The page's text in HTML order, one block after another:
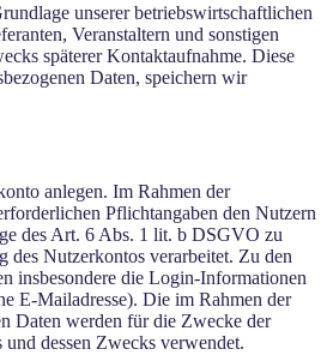
unserer betriebswirtschaftlichen
Veranstaltern und sonstigen
späterer Kontaktaufnahme. Diese
Daten, speichern wir
anlegen. Im Rahmen der
Pflichtangaben den Nutzern
des Art. 6 Abs. 1 lit. b DSGVO zu
des Nutzerkontos verarbeitet. Zu den
insbesondere die Login-Informationen
E-Mailadresse). Die im Rahmen der
Daten werden für die Zwecke der
dessen Zwecks verwendet.